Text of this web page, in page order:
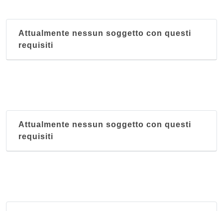
Attualmente nessun soggetto con questi
requisiti
Attualmente nessun soggetto con questi
requisiti